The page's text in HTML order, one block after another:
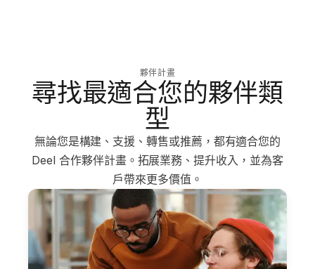
夥伴計畫
尋找最適合您的夥伴類
型
無論您是構建、支援、轉售或推薦，都有適合您的
Deel 合作夥伴計畫。拓展業務、提升收入，並為客
戶帶來更多價值。